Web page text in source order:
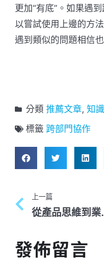
更加“有底”。如果遇
以嘗試使用上邊的方
遇到類似的問題相信
分類 推薦文章, 知
標籤 跨部門協作
上一篇
從產
發佈留言